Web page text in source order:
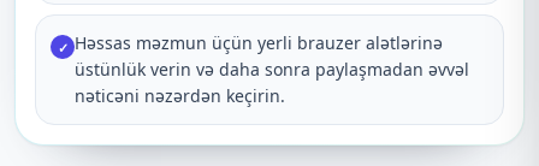
✓ Həssas məzmun üçün yerli brauzer alətlərinə
üstünlük verin və daha sonra paylaşmadan əvvəl
nəticəni nəzərdən keçirin.